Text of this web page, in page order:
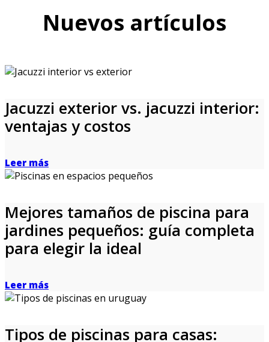
Nuevos artículos
Jacuzzi exterior vs. jacuzzi interior:
ventajas y costos
Leer más
Mejores tamaños de piscina para
jardines pequeños: guía completa
para elegir la ideal
Leer más
Tipos de piscinas para casas: